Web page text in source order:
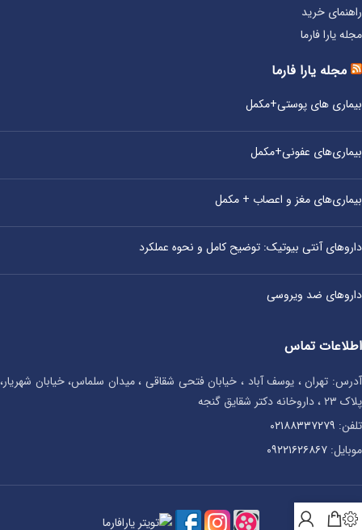
راهنمای خرید
مجله یارا فارما
مجله یارا فارما
بیماری‌ های پوستی+مکمل
بیماری‌های عفونی+مکمل
بیماری‌های مغز و اعصاب + مکمل
داروهای آنتی‌ بیوتیک: توضیح کامل و نحوه عملکرد
داروهای ضد ویروسی
اطلاعات تماس
آدرس: تهران ، یوسف آباد ، خیابان فتحی شقاقی ، میدان سلماس، خیابان شهریار،
پلاک ۲۳ ، داروخانه دکتر شقایق گنجه
تلفن: ۰۲۱۸۸۳۳۷۲۷۹
موبایل: ۰۹۲۲۱۶۲۶۸۶۷